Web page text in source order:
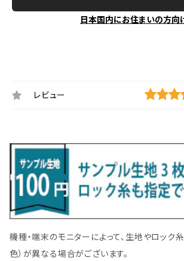
日本国内にお住まいの方向
レビュー
機種・端末のモニターによって、生地やロック
色）が異なる場合がございます。